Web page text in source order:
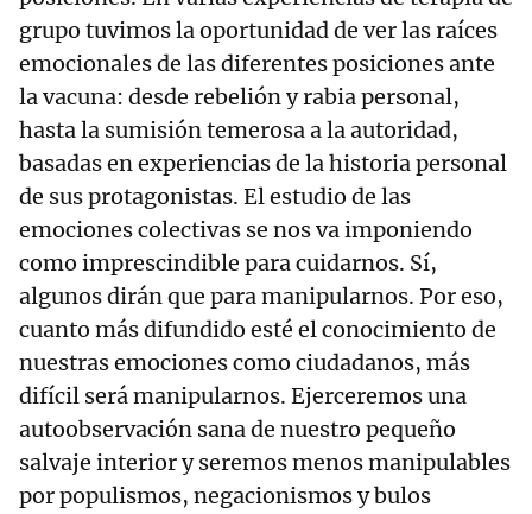
grupo tuvimos la oportunidad de ver las raíces
emocionales de las diferentes posiciones ante
la vacuna: desde rebelión y rabia personal,
hasta la sumisión temerosa a la autoridad,
basadas en experiencias de la historia personal
de sus protagonistas. El estudio de las
emociones colectivas se nos va imponiendo
como imprescindible para cuidarnos. Sí,
algunos dirán que para manipularnos. Por eso,
cuanto más difundido esté el conocimiento de
nuestras emociones como ciudadanos, más
difícil será manipularnos. Ejerceremos una
autoobservación sana de nuestro pequeño
salvaje interior y seremos menos manipulables
por populismos, negacionismos y bulos